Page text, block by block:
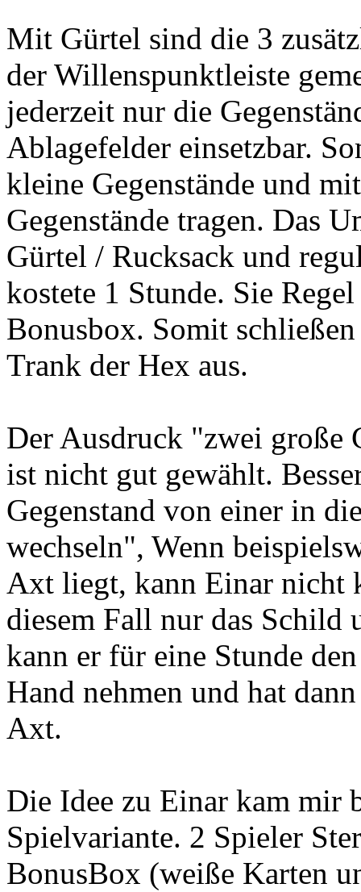
Mit Gürtel sind die 3
der Willenspunktleiste
jederzeit nur die
Ablagefelder einsetzbar.
kleine Gegenstände und
Gegenstände tragen. Das
Gürtel / Rucksack und
kostete 1 Stunde. Sie
Bonusbox. Somit
Trank der Hex aus.
Der Ausdruck "zwei große
ist nicht gut gewählt.
Gegenstand von einer in
wechseln", Wenn
Axt liegt, kann Einar nicht
diesem Fall nur das Schild
kann er für eine Stunde
Hand nehmen und hat
Axt.
Die Idee zu Einar kam mir
Spielvariante. 2 Spieler
BonusBox (weiße Karten